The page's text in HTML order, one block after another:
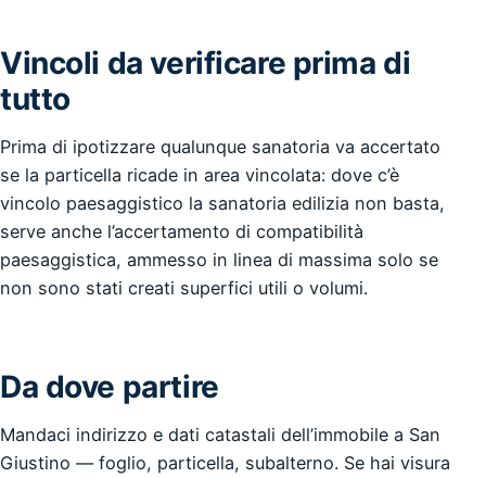
Vincoli da verificare prima di
tutto
Prima di ipotizzare qualunque sanatoria va accertato
se la particella ricade in area vincolata: dove c’è
vincolo paesaggistico la sanatoria edilizia non basta,
serve anche l’accertamento di compatibilità
paesaggistica, ammesso in linea di massima solo se
non sono stati creati superfici utili o volumi.
Da dove partire
Mandaci indirizzo e dati catastali dell’immobile a San
Giustino — foglio, particella, subalterno. Se hai visura